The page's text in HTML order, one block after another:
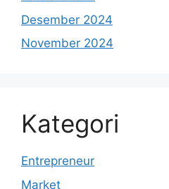
Desember 2024
November 2024
Kategori
Entrepreneur
Market